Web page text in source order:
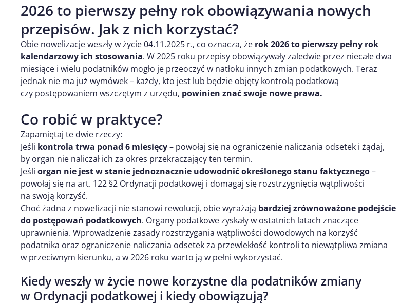
2026 to pierwszy pełny rok obowiązywania nowych
przepisów. Jak z nich korzystać?
Obie nowelizacje weszły w życie 04.11.2025 r., co oznacza, że rok 2026 to pierwszy pełny rok
kalendarzowy ich stosowania. W 2025 roku przepisy obowiązywały zaledwie przez niecałe dwa
miesiące i wielu podatników mogło je przeoczyć w natłoku innych zmian podatkowych. Teraz
jednak nie ma już wymówek – każdy, kto jest lub będzie objęty kontrolą podatkową
czy postępowaniem wszczętym z urzędu, powinien znać swoje nowe prawa.
Co robić w praktyce?
Zapamiętaj te dwie rzeczy:
Jeśli kontrola trwa ponad 6 miesięcy– powołaj się na ograniczenie naliczania odsetek i żądaj,
by organ nie naliczał ich za okres przekraczający ten termin.
Jeśli organ nie jest w stanie jednoznacznie udowodnić określonego stanu faktycznego–
powołaj się na art. 122 §2 Ordynacji podatkowej i domagaj się rozstrzygnięcia wątpliwości
na swoją korzyść.
Choć żadna z nowelizacji nie stanowi rewolucji, obie wyrażają bardziej zrównoważone podejście
do postępowań podatkowych. Organy podatkowe zyskały w ostatnich latach znaczące
uprawnienia. Wprowadzenie zasady rozstrzygania wątpliwości dowodowych na korzyść
podatnika oraz ograniczenie naliczania odsetek za przewlekłość kontroli to niewątpliwa zmiana
w przeciwnym kierunku, a w 2026 roku warto ją w pełni wykorzystać.
Kiedy weszły w życie nowe korzystne dla podatników zmiany
w Ordynacji podatkowej i kiedy obowiązują?